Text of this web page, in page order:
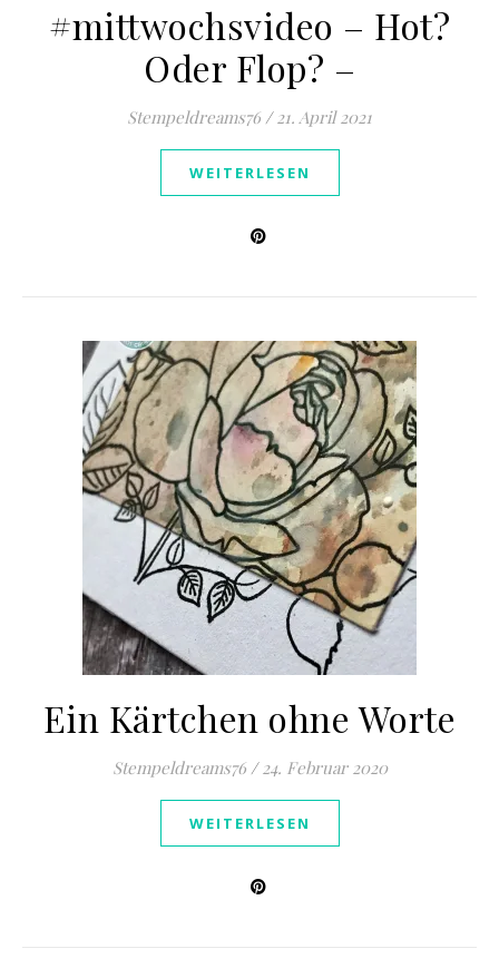
#mittwochsvideo – Hot?
Oder Flop? –
Stempeldreams76 / 21. April 2021
WEITERLESEN
Ein Kärtchen ohne Worte
Stempeldreams76 / 24. Februar 2020
WEITERLESEN